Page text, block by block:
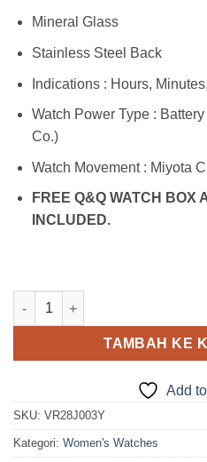
Mineral Glass
Stainless Steel Back
Indications : Hours,
Watch Power Type :
Co.)
Watch Movement : Miyota
FREE Q&Q WATCH BOX
INCLUDED.
Kuantitas Q&Q VR28J003Y
TAMBAH KE
Add
SKU: VR28J003Y
Kategori: Women's Watches